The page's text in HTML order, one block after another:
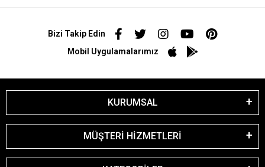
Bizi Takip Edin
Mobil Uygulamalarımız
KURUMSAL
MÜŞTERİ HİZMETLERİ